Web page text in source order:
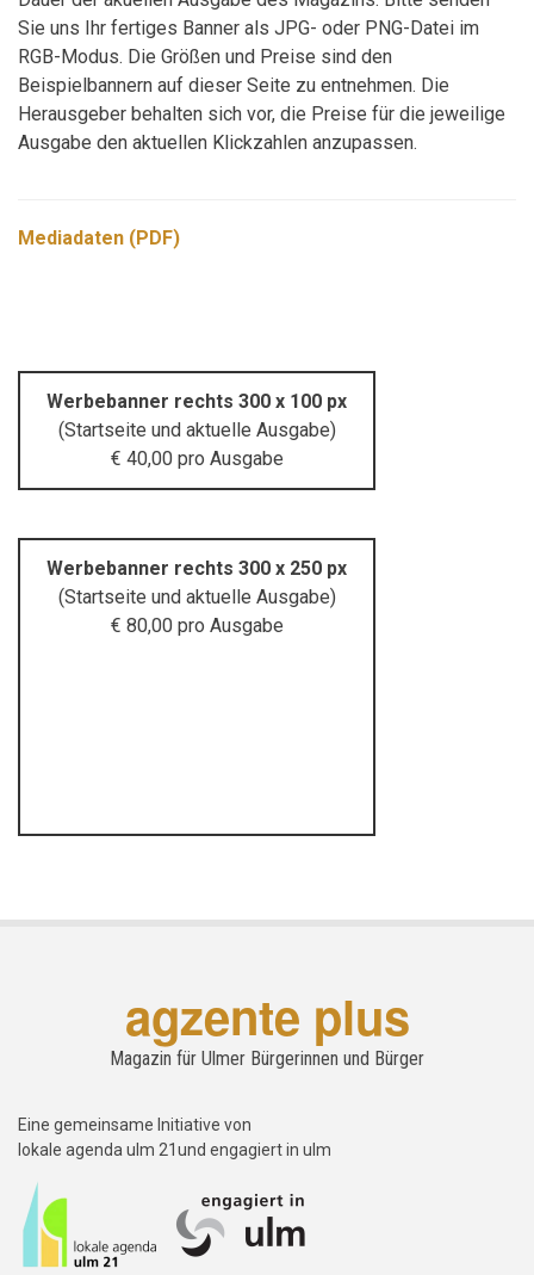
Sie uns Ihr fertiges Banner als JPG- oder PNG-Datei im
RGB-Modus. Die Größen und Preise sind den
Beispielbannern auf dieser Seite zu entnehmen. Die
Herausgeber behalten sich vor, die Preise für die jeweilige
Ausgabe den aktuellen Klickzahlen anzupassen.
Mediadaten (PDF)
Werbebanner rechts 300 x 100 px
(Startseite und aktuelle Ausgabe)
€ 40,00 pro Ausgabe
Werbebanner rechts 300 x 250 px
(Startseite und aktuelle Ausgabe)
€ 80,00 pro Ausgabe
agzente plus
Magazin für Ulmer Bürgerinnen und Bürger
Eine gemeinsame Initiative von
lokale agenda ulm 21und engagiert in ulm